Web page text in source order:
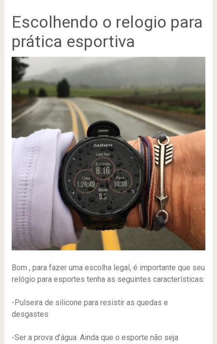
Escolhendo o relogio para
prática esportiva
Bom , para fazer uma escolha legal, é importante que seu
relógio para esportes tenha as seguintes características:
-Pulseira de silicone para resistir as quedas e
desgastes
-Ser a prova d’água. Ainda que o esporte não seja